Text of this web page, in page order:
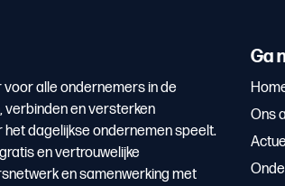
alle ondernemers in de
verbinden en versterken
dagelijkse ondernemen speelt.
en vertrouwelijke
en samenwerking met
Ga
Ons